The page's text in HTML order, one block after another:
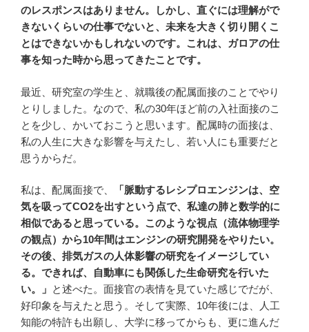
のレスポンスはありません。しかし、直ぐには理解がで
きないくらいの仕事でないと、未来を大きく切り開くこ
とはできないかもしれないのです。これは、ガロアの仕
事を知った時から思ってきたことです。
最近、研究室の学生と、就職後の配属面接のことでやり
とりしました。なので、私の30年ほど前の入社面接のこ
とを少し、かいておこうと思います。配属時の面接は、
私の人生に大きな影響を与えたし、若い人にも重要だと
思うからだ。
私は、配属面接で、
「脈動するレシプロエンジンは、空
気を吸ってCO2を出すという点で、私達の肺と数学的に
相似であると思っている。このような視点（流体物理学
の観点）から10年間はエンジンの研究開発をやりたい。
その後、排気ガスの人体影響の研究をイメージしてい
る。できれば、自動車にも関係した生命研究を行いた
い。」 と述べた。面接官の表情を見ていた感じでだが、
好印象を与えたと思う。そして実際、10年後には、人工
知能の特許も出願し、大学に移ってからも、更に進んだ